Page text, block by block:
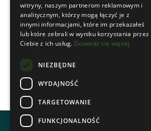
tatrzańskich i szlakach innych gór, do
razie potrzeby, do służenia informacją innym
poproszą, oraz do propagowania rozważnego,
górach, ochrony przyrody i propagowania wartości
witryny, naszym partnerom reklamowym i
analitycznym, którzy mogą łączyć je z
innymi informacjami, które im przekazałeś
lub które zebrali w wyniku korzystania przez
Ciebie z ich usług. Dowiedz się więcej
NIEZBĘDNE
WYDAJNOŚĆ
TARGETOWANIE
FUNKCJONALNOŚĆ